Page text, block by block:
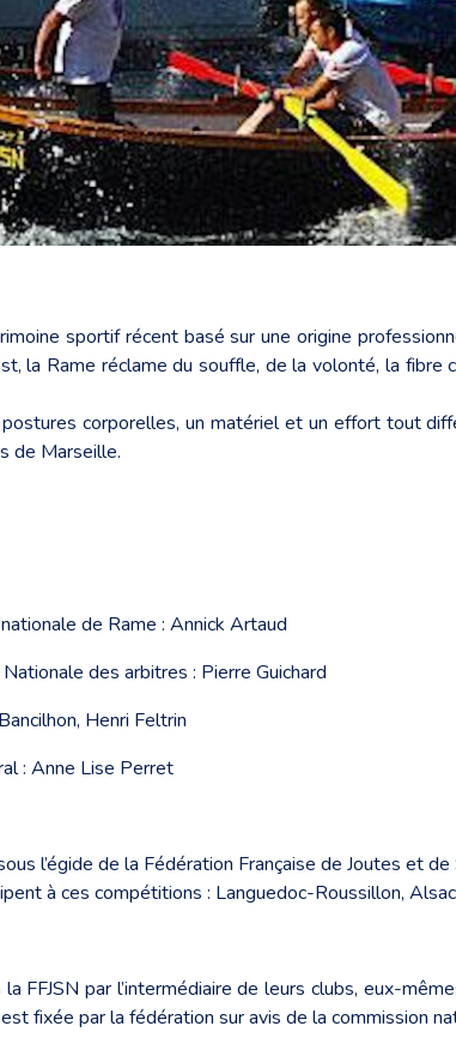
sportif récent basé sur une origine
la Rame réclame du souffle, de la volonté, la
corporelles, un matériel et un effort tout
de Marseille.
de Rame : Annick Artaud
des arbitres : Pierre Guichard
Henri Feltrin
: Anne Lise Perret
l’égide de la Fédération Française de Joutes et
à ces compétitions : Languedoc-Roussillon,
FFJSN par l’intermédiaire de leurs clubs, eux-
fixée par la fédération sur avis de la commission